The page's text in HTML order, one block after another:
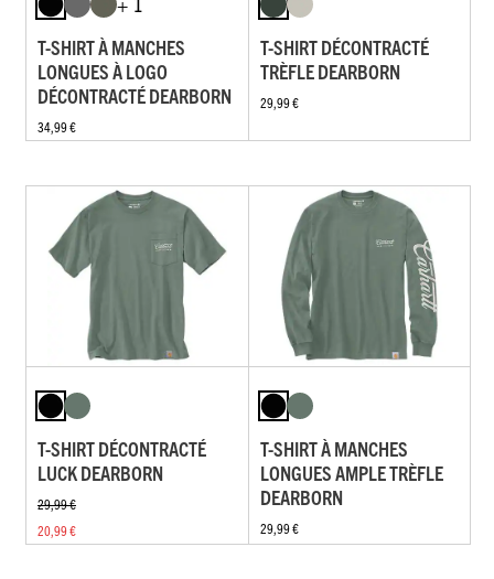
T-SHIRT À MANCHES
LONGUES À LOGO
DÉCONTRACTÉ DEARBORN
34,99 €
T-SHIRT DÉCONTRACTÉ
TRÈFLE DEARBORN
29,99 €
T-SHIRT DÉCONTRACTÉ
LUCK DEARBORN
29,99 €
20,99 €
T-SHIRT À MANCHES
LONGUES AMPLE TRÈFLE
DEARBORN
29,99 €